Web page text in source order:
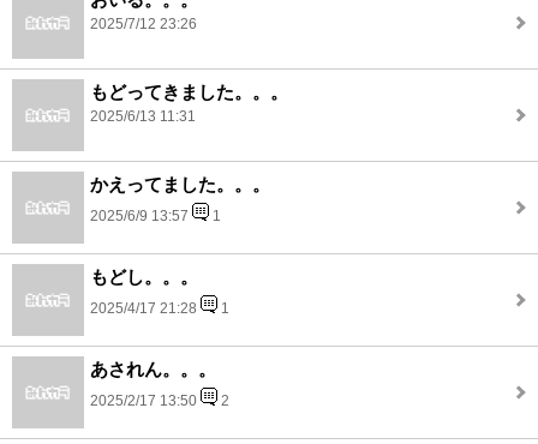
2025/7/12 23:26
もどってきました。。。
2025/6/13 11:31
かえってました。。。
2025/6/9 13:57 1
もどし。。。
2025/4/17 21:28 1
あされん。。。
2025/2/17 13:50 2